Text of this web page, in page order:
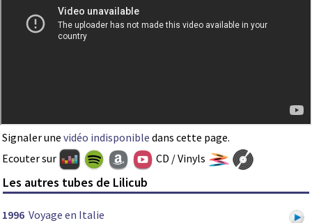
Signaler une vidéo indisponible dans cette page.
Ecouter sur
CD / Vinyls
Les autres tubes de Lilicub
1996 Voyage en Italie